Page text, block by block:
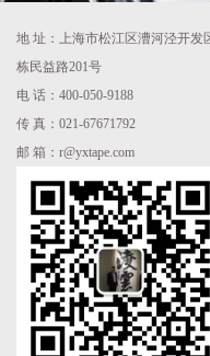
地 址：上海市松江区漕河泾开发
栋民益路201号
电 话：400-050-9188
传 真：021-67671792
邮 箱：r@yxtape.com